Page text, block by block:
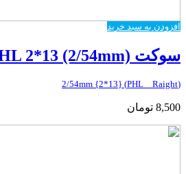
افزودن به سبد خرید
سوکت PHL 2*13 (2/54mm) رایت
(PHL _ Raight) {2*13} 2/54mm
8,500 تومان